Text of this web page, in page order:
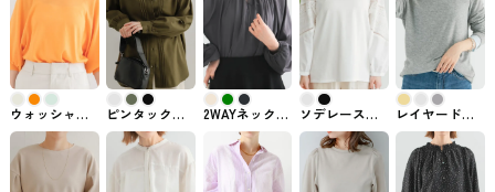
ウォッシャブ
ルシルク混ド
ルマンニット
URBAN
RESEARCHで
購入できる
ROSSO
ピンタックシ
ャツ 女性ファ
ッションブラ
ンド DOORS
2WAYネックフ
リルブラウス
URBAN
RESEARCHで
購入できるト
ップス
ソデレースプ
ルオーバー
URBAN
RESEARCHで
購入できるト
ップス
レイヤードカ
ットソー
URBAN
RESEARCHで
購入できるト
ップス